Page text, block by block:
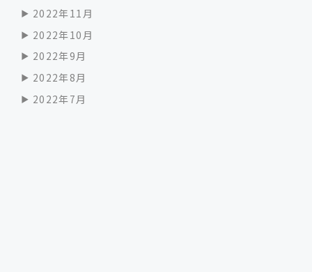
2022年11月
2022年10月
2022年9月
2022年8月
2022年7月